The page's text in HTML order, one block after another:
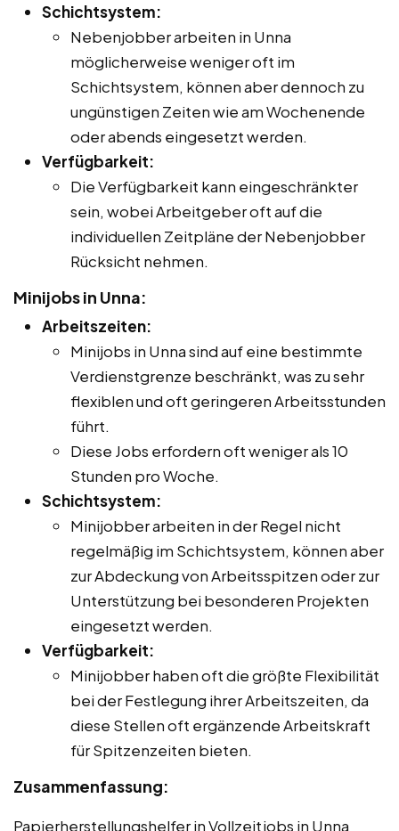
Schichtsystem:
Nebenjobber arbeiten in Unna
möglicherweise weniger oft im
Schichtsystem, können aber dennoch zu
ungünstigen Zeiten wie am Wochenende
oder abends eingesetzt werden.
Verfügbarkeit:
Die Verfügbarkeit kann eingeschränkter
sein, wobei Arbeitgeber oft auf die
individuellen Zeitpläne der Nebenjobber
Rücksicht nehmen.
Minijobs in Unna:
Arbeitszeiten:
Minijobs in Unna sind auf eine bestimmte
Verdienstgrenze beschränkt, was zu sehr
flexiblen und oft geringeren Arbeitsstunden
führt.
Diese Jobs erfordern oft weniger als 10
Stunden pro Woche.
Schichtsystem:
Minijobber arbeiten in der Regel nicht
regelmäßig im Schichtsystem, können aber
zur Abdeckung von Arbeitsspitzen oder zur
Unterstützung bei besonderen Projekten
eingesetzt werden.
Verfügbarkeit:
Minijobber haben oft die größte Flexibilität
bei der Festlegung ihrer Arbeitszeiten, da
diese Stellen oft ergänzende Arbeitskraft
für Spitzenzeiten bieten.
Zusammenfassung:
Papierherstellungshelfer in Vollzeitjobs in Unna